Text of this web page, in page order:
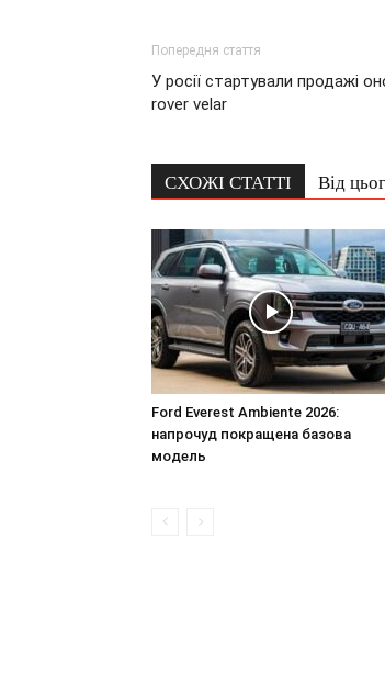
Попередня стаття
У росії стартували продажі
rover velar
СХОЖІ СТАТТІ Від
Ford Everest Ambiente 2026:
напрочуд покращена базова
модель